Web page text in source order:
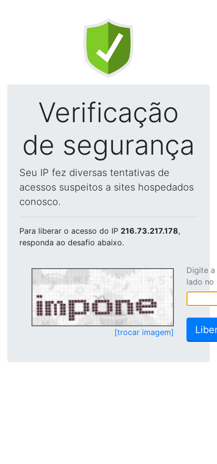
Verificação
de segurança
Seu IP fez diversas tentativas de
acessos suspeitos a sites hospedados
conosco.
Para liberar o acesso do IP 216.73.217.178,
responda ao desafio abaixo.
[trocar imagem]
Digite
lado no